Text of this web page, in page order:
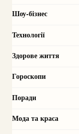
Шоу-бізнес
Технології
Здорове життя
Гороскопи
Поради
Мода та краса